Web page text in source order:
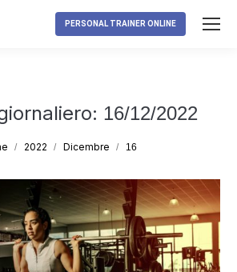
PERSONAL TRAINER ONLINE
16/12/2022
qui:
2022 Dicembre 16